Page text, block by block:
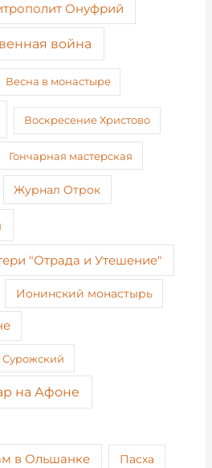
Онуфрий
война
Весна в монастыре
Воскресение Христово
Гончарная мастерская
Журнал Отрок
"Отрада и Утешение"
Ионинский монастырь
на Афоне
в Ольшанке Пасха